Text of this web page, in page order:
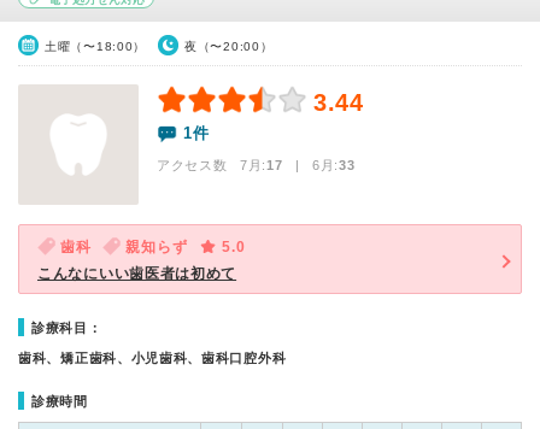
土曜（〜18:00） 夜（〜20:00）
3.44
1件
アクセス数 7月:17 | 6月:33
歯科 親知らず
5.0
こんなにいい歯医者は初めて
診療科目：
歯科、矯正歯科、小児歯科、歯科口腔外科
診療時間